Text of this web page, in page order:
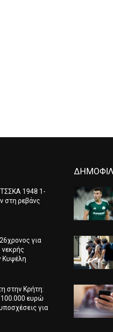
1948 1-
στη ρεβάνς
για
νεκρής
Κυψέλη
στην Κρήτη:
ευρώ
για